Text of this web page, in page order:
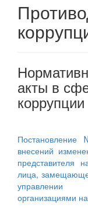
акты в
коррупции
внесений
представителя
лица,
управлении
организациями